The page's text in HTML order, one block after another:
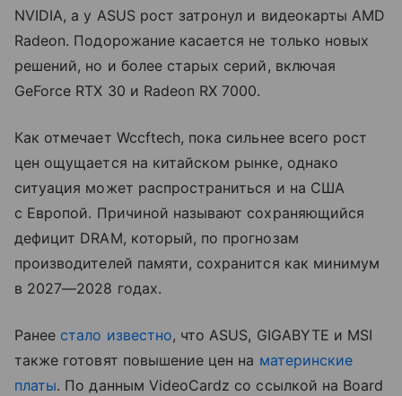
NVIDIA, а у ASUS рост затронул и видеокарты AMD
Radeon. Подорожание касается не только новых
решений, но и более старых серий, включая
GeForce RTX 30 и Radeon RX 7000.
Как отмечает Wccftech, пока сильнее всего рост
цен ощущается на китайском рынке, однако
ситуация может распространиться и на США
с Европой. Причиной называют сохраняющийся
дефицит DRAM, который, по прогнозам
производителей памяти, сохранится как минимум
в 2027—2028 годах.
Ранее стало известно, что ASUS, GIGABYTE и MSI
также готовят повышение цен на материнские
платы. По данным VideoCardz со ссылкой на Board